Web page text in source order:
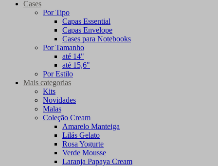
Cases
Por Tipo
Capas Essential
Capas Envelope
Cases para Notebooks
Por Tamanho
até 14"
até 15,6"
Por Estilo
Mais categorias
Kits
Novidades
Malas
Coleção Cream
Amarelo Manteiga
Lilás Gelato
Rosa Yogurte
Verde Mousse
Laranja Papaya Cream